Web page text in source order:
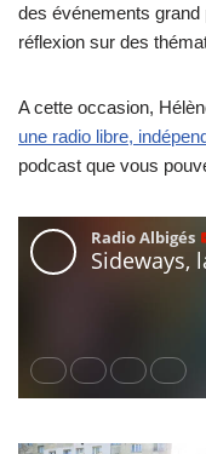
des événements grand
réflexion sur des
A cette occasion,
une radio libre,
podcast que vous